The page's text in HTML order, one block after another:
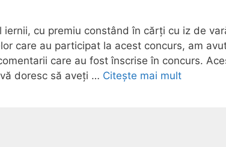
iernii, cu premiu constând în cărți cu iz de
care au participat la acest concurs, am
care au fost înscrise în concurs.
doresc să aveți … Citește mai mult